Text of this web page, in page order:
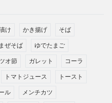
け かき揚げ そば
まぜそば ゆでたまご
オ節 ガレット コーラ
トマトジュース トースト
ル メンチカツ